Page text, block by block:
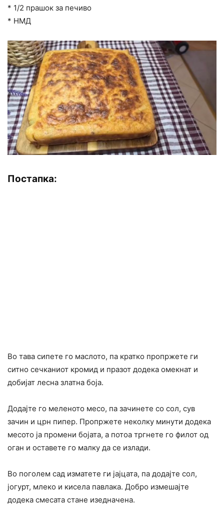
* 1/2 прашок за печиво
* НМД
Постапка:
Во тава сипете го маслото, па кратко пропржете ги
ситно сечканиот кромид и празот додека омекнат и
добијат лесна златна боја.
Додајте го меленото месо, па зачинете со сол, сув
зачин и црн пипер. Пропржете неколку минути додека
месото ја промени бојата, а потоа тргнете го филот од
оган и оставете го малку да се излади.
Во поголем сад изматете ги јајцата, па додајте сол,
јогурт, млеко и кисела павлака. Добро измешајте
додека смесата стане изедначена.